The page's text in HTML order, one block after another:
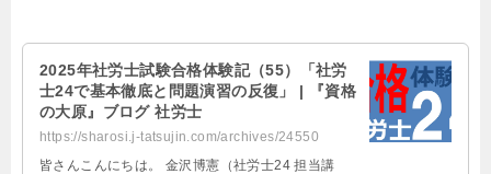
2025年社労士試験合格体験記（55）「社労
士24で基本徹底と問題演習の反復」 | 『資格
の大原』ブログ 社労士
https://sharosi.j-tatsujin.com/archives/24550
皆さんこんにちは。 金沢博憲（社労士24 担当講